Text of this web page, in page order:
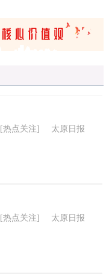
[热点关注] 太原日报
[热点关注] 太原日报